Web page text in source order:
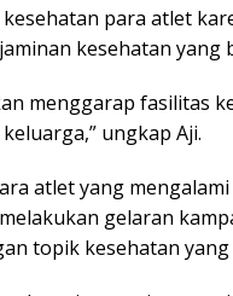
kesehatan para atlet
kesehatan
menggarap fasilitas
ungkap Aji.
atlet yang
gelaran
topik kesehatan